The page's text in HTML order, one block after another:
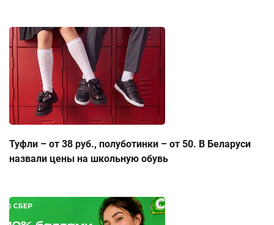
Туфли – от 38 руб., полуботинки – от 50. В Беларуси
назвали цены на школьную обувь